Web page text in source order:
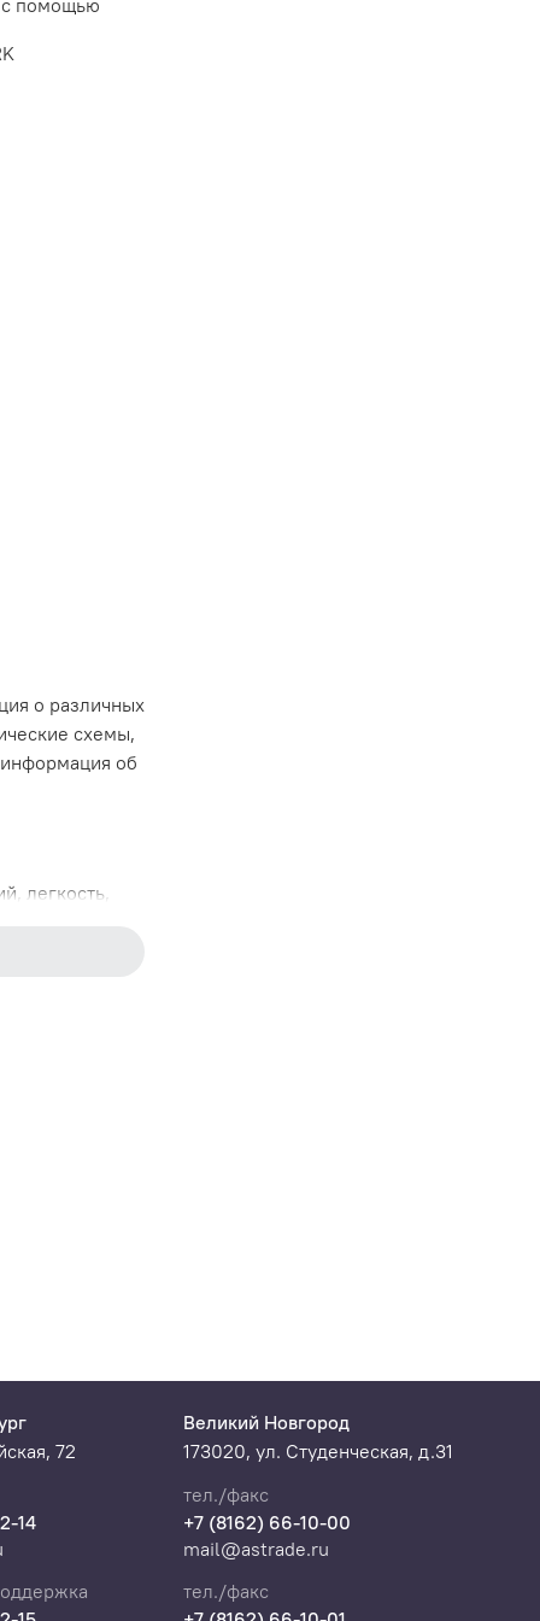
с помощью
о различных
схемы,
об
легкость,
моделей
72
14
Великий Новгород
173020, ул. Студенческая, д.31
тел./факс
+7 (8162) 66-10-00
mail@astrade.ru
тел./факс